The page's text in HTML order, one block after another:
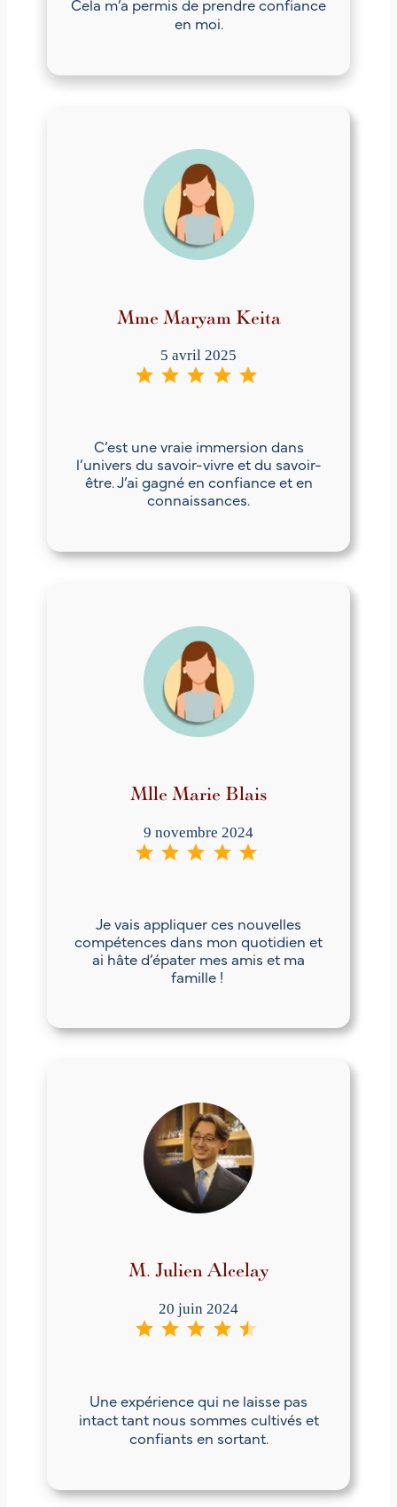
Cela m’a permis de prendre confiance
en moi.
Mme Maryam Keita
5 avril 2025
⭐⭐ ⭐⭐⭐
C’est une vraie immersion dans
l’univers du savoir-vivre et du savoir-
être. J’ai gagné en confiance et en
connaissances.
Mlle Marie Blais
9 novembre 2024
⭐⭐ ⭐⭐⭐
Je vais appliquer ces nouvelles
compétences dans mon quotidien et
ai hâte d’épater mes amis et ma
famille !
M. Julien Alcelay
20 juin 2024
⭐⭐ ⭐⭐⭐
Une expérience qui ne laisse pas
intact tant nous sommes cultivés et
confiants en sortant.